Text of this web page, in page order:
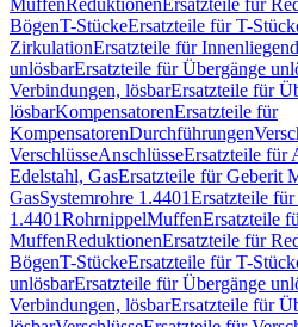
MuffenReduktionenErsatzteile für
BögenT-StückeErsatzteile für T-
ZirkulationErsatzteile für
unlösbarErsatzteile für Übergänge
Verbindungen, lösbarErsatzteile für
lösbarKompensatorenErsatzteile für
KompensatorenDurchführungen
VerschlüsseAnschlüsseErsatzteile für
Edelstahl, GasErsatzteile für Geberit
GasSystemrohre 1.4401Ersatzteile
1.4401RohrnippelMuffenErsatzteile
MuffenReduktionenErsatzteile für
BögenT-StückeErsatzteile für T-
unlösbarErsatzteile für Übergänge
Verbindungen, lösbarErsatzteile für